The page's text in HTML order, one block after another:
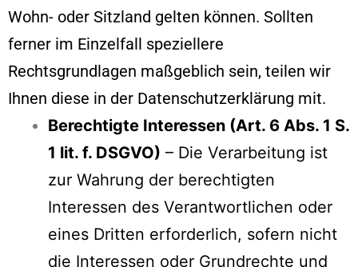
Wohn- oder Sitzland gelten können. Sollten
ferner im Einzelfall speziellere
Rechtsgrundlagen maßgeblich sein, teilen wir
Ihnen diese in der Datenschutzerklärung mit.
Berechtigte Interessen (Art. 6 Abs. 1 S.
1 lit. f. DSGVO) – Die Verarbeitung ist
zur Wahrung der berechtigten
Interessen des Verantwortlichen oder
eines Dritten erforderlich, sofern nicht
die Interessen oder Grundrechte und